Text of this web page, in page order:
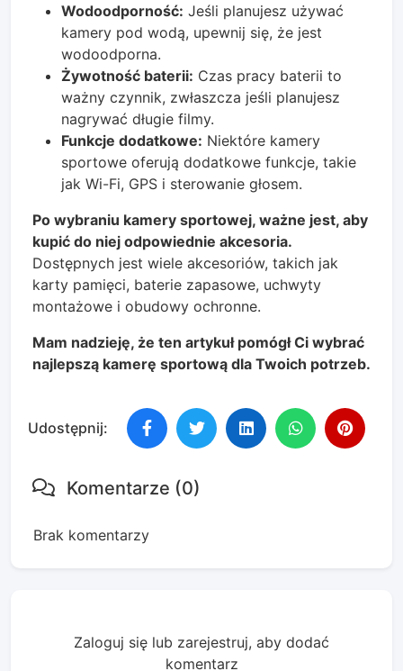
Wodoodporność: Jeśli planujesz używać
kamery pod wodą, upewnij się, że jest
wodoodporna.
Żywotność baterii: Czas pracy baterii to
ważny czynnik, zwłaszcza jeśli planujesz
nagrywać długie filmy.
Funkcje dodatkowe: Niektóre kamery
sportowe oferują dodatkowe funkcje, takie
jak Wi-Fi, GPS i sterowanie głosem.
Po wybraniu kamery sportowej, ważne jest, aby
kupić do niej odpowiednie akcesoria.
Dostępnych jest wiele akcesoriów, takich jak
karty pamięci, baterie zapasowe, uchwyty
montażowe i obudowy ochronne.
Mam nadzieję, że ten artykuł pomógł Ci wybrać
najlepszą kamerę sportową dla Twoich potrzeb.
Udostępnij:
Komentarze (0)
Brak komentarzy
Zaloguj się lub zarejestruj, aby dodać
komentarz